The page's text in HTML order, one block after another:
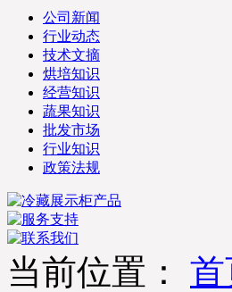
公司新闻
行业动态
技术文摘
烘培知识
经营知识
蔬果知识
批发市场
行业知识
政策法规
当前位置：